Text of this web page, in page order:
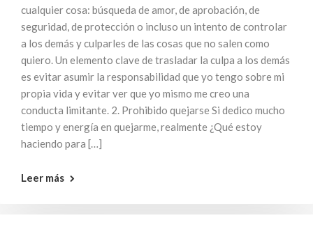
cualquier cosa: búsqueda de amor, de aprobación, de
seguridad, de protección o incluso un intento de controlar
a los demás y culparles de las cosas que no salen como
quiero. Un elemento clave de trasladar la culpa a los demás
es evitar asumir la responsabilidad que yo tengo sobre mi
propia vida y evitar ver que yo mismo me creo una
conducta limitante. 2. Prohibido quejarse Si dedico mucho
tiempo y energía en quejarme, realmente ¿Qué estoy
haciendo para […]
Leer más